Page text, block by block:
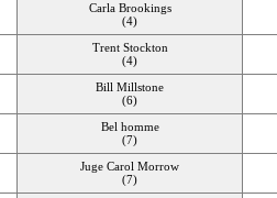
Carla Brookings
(4)
Trent Stockton
(4)
Bill Millstone
(6)
Bel homme
(7)
Juge Carol Morrow
(7)